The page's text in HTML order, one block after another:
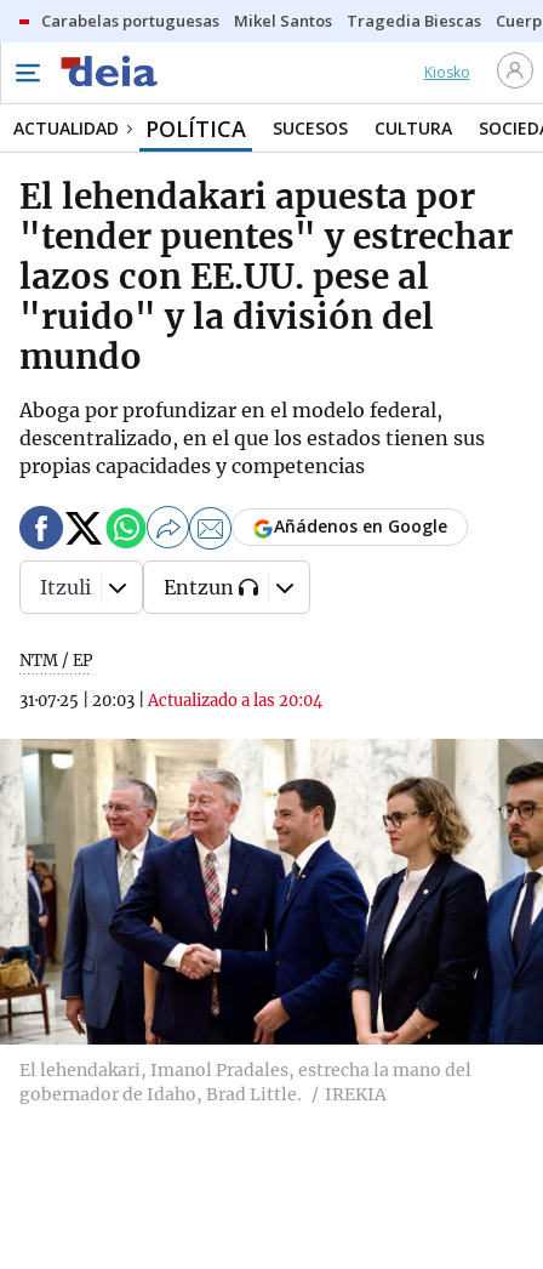
Carabelas portuguesas Mikel Santos Tragedia Biescas
Kiosko
ACTUALIDAD POLÍTICA SUCESOS CULTURA
El lehendakari apuesta por
"tender puentes" y estrechar
lazos con EE.UU. pese al
"ruido" y la división del
mundo
Aboga por profundizar en el modelo federal,
descentralizado, en el que los estados tienen sus
propias capacidades y competencias
NTM / EP
31·07·25
20:03 |Actualizado a las 20:04
Añádenos en Google
Itzuli Entzun
El lehendakari, Imanol Pradales, estrecha la mano del
gobernador de Idaho, Brad Little.
IREKIA